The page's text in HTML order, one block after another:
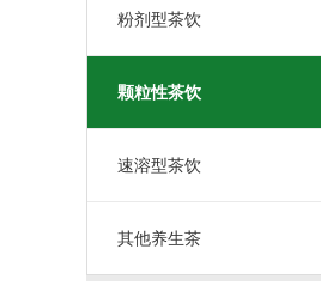
粉剂型茶饮
颗粒性茶饮
速溶型茶饮
其他养生茶